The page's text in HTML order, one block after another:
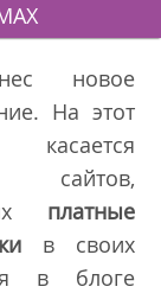
новое
На этот
сайтов,
платные
в своих
в блоге